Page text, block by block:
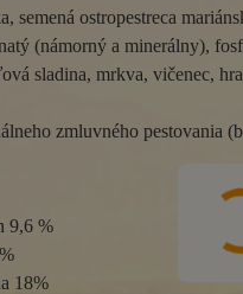
semená ostropestreca
(námorný a minerálny),
sladina, mrkva, vičenec,
zmluvného pestovania
9,6 %
18%